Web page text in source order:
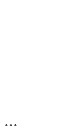
* * *